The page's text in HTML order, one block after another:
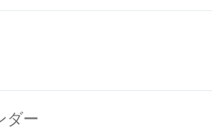
ダー